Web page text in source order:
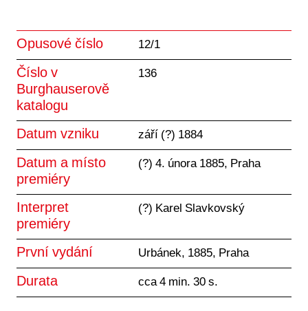
Opusové číslo 12/1
Číslo v
Burghauserově
katalogu
136
Datum vzniku září (?) 1884
Datum a místo
premiéry
(?) 4. února 1885, Praha
Interpret
premiéry
(?) Karel Slavkovský
První vydání Urbánek, 1885, Praha
Durata cca 4 min. 30 s.